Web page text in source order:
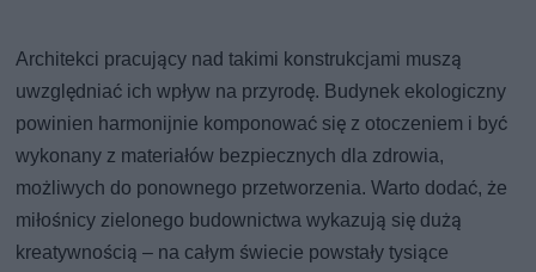
Architekci pracujący nad takimi konstrukcjami muszą
uwzględniać ich wpływ na przyrodę. Budynek ekologiczny
powinien harmonijnie komponować się z otoczeniem i być
wykonany z materiałów bezpiecznych dla zdrowia,
możliwych do ponownego przetworzenia. Warto dodać, że
miłośnicy zielonego budownictwa wykazują się dużą
kreatywnością – na całym świecie powstały tysiące